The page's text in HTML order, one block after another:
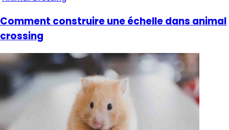
Comment construire une échelle dans animal
crossing